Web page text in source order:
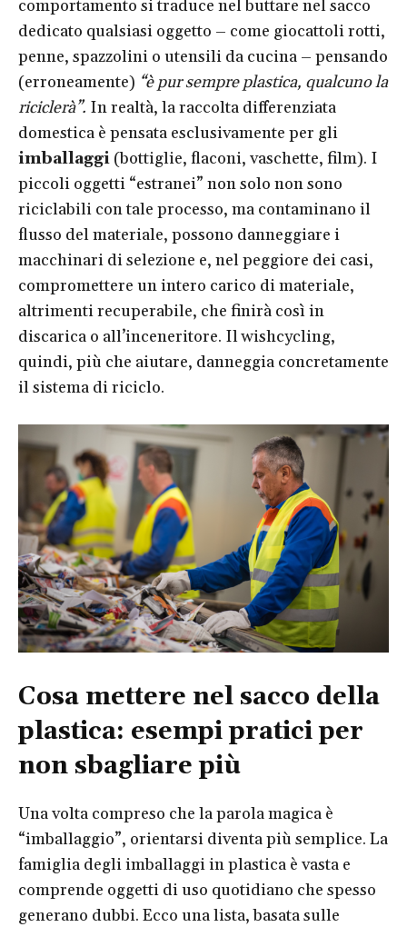
comportamento si traduce nel buttare nel sacco
dedicato qualsiasi oggetto – come giocattoli rotti,
penne, spazzolini o utensili da cucina – pensando
(erroneamente) “è pur sempre plastica, qualcuno la
riciclerà”. In realtà, la raccolta differenziata
domestica è pensata esclusivamente per gli
imballaggi (bottiglie, flaconi, vaschette, film). I
piccoli oggetti “estranei” non solo non sono
riciclabili con tale processo, ma contaminano il
flusso del materiale, possono danneggiare i
macchinari di selezione e, nel peggiore dei casi,
compromettere un intero carico di materiale,
altrimenti recuperabile, che finirà così in
discarica o all’inceneritore. Il wishcycling,
quindi, più che aiutare, danneggia concretamente
il sistema di riciclo.
Cosa mettere nel sacco della
plastica: esempi pratici per
non sbagliare più
Una volta compreso che la parola magica è
“imballaggio”, orientarsi diventa più semplice. La
famiglia degli imballaggi in plastica è vasta e
comprende oggetti di uso quotidiano che spesso
generano dubbi. Ecco una lista, basata sulle